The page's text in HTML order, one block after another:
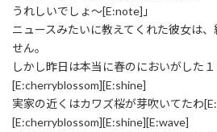
うれしいでしょ～[E:note]」
ニュースみたいに教えてくれた彼女は
せん。
しかし昨日は本当に春のにおいがした
[E:cherryblossom][E:shine]
実家の近くはカワズ桜が芽吹いてたわ
[E:cherryblossom][E:shine][E:wave]